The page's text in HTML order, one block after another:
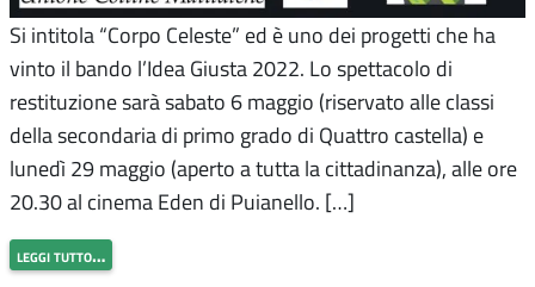
Si intitola “Corpo Celeste” ed è uno dei progetti che ha
vinto il bando l’Idea Giusta 2022. Lo spettacolo di
restituzione sarà sabato 6 maggio (riservato alle classi
della secondaria di primo grado di Quattro castella) e
lunedì 29 maggio (aperto a tutta la cittadinanza), alle ore
20.30 al cinema Eden di Puianello. […]
leggi tutto…